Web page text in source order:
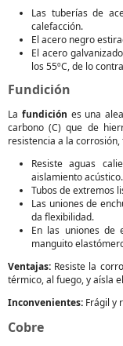
Las tuberías de
calefacción.
El acero negro
El acero
los 55ºC, de lo
Fundición
La fundición es una
carbono (C) que de
resistencia a la
Resiste aguas
aislamiento acústico.
Tubos de extremos
Las uniones de
da flexibilidad.
En las uniones de
manguito
Ventajas: Resiste la
térmico, al fuego, y aísla
Inconvenientes: Frágil y
Cobre